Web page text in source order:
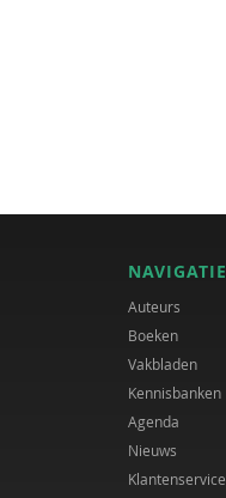
NAVIGATIE
Auteurs
Boeken
Vakbladen
Kennisbanken
Agenda
Nieuws
Klantenservice